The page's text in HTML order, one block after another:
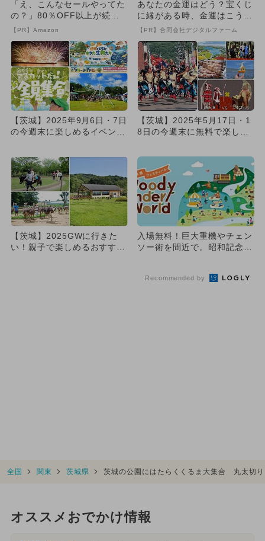
「え、こんなセールやってた
の？」80％OFF以上が続々
登場！Amazonの本気が...
【PR】Amazon
あなたの金運はどう？宝くじ
に縁がある時、金運はこう変
わる
【PR】合同会社デジタルファーム
【茨城】2025年9月6日・7日
の今週末に楽しめるイベント
【茨城】2025年5月17日・1
8日の今週末に無料で楽しめ
【茨城】2025GWに行きた
い！親子で楽しめるおすすめ
入場無料！巨大重機やチェン
ソー術を間近で。昭和記念公
Recommended by
全国 関東 茨城県 茨城の公園にはたらくくるま大集合 丸太切
オススメおでかけ情報